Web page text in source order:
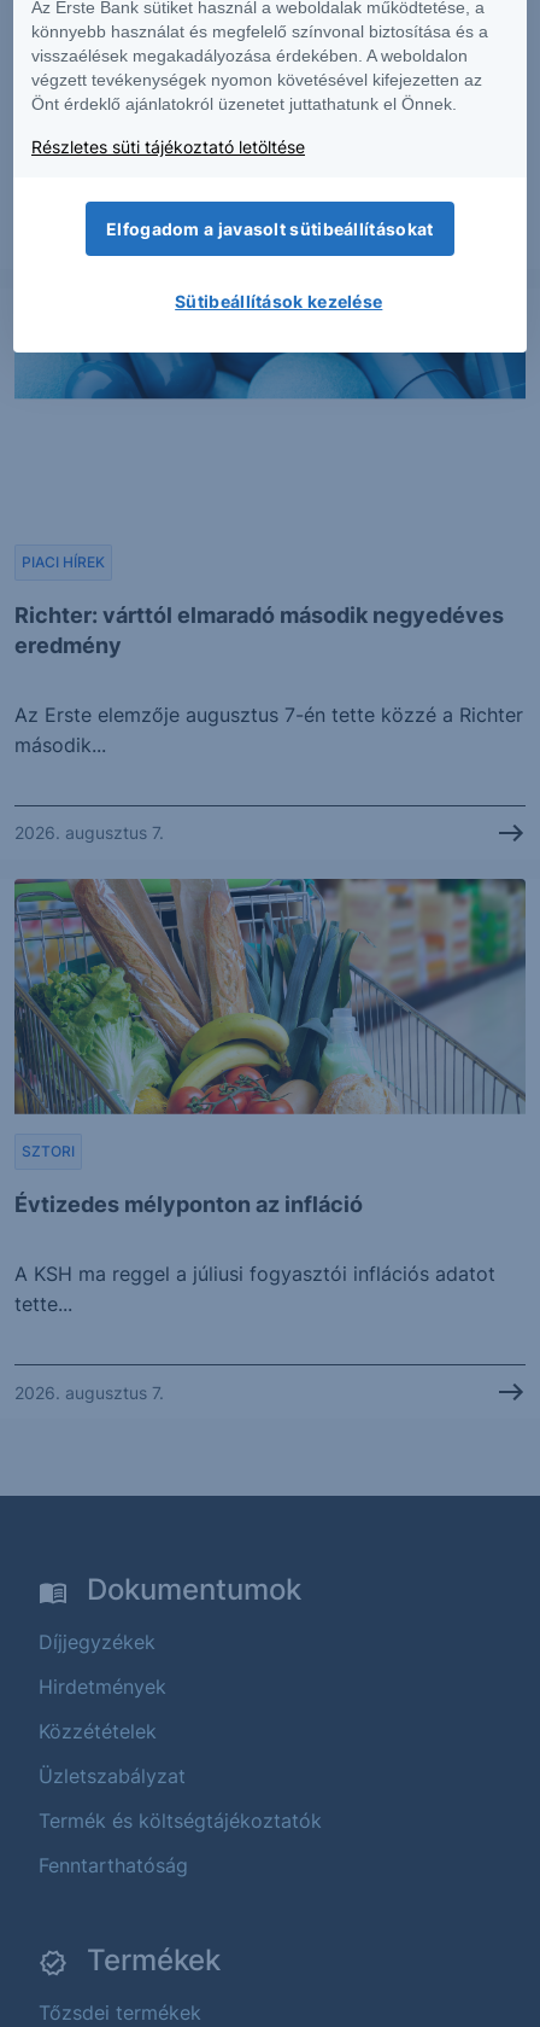
Erős lett a MOL második negyedéve
PIACI HÍREK
2026. augusztus 7.
Richter: várttól elmaradó második negyedéves
eredmény
PIACI HÍREK
Az Erste elemzője augusztus 7-én tette közzé a Richter
második...
2026. augusztus 7.
Évtizedes mélyponton az infláció
SZTORI
A KSH ma reggel a júliusi fogyasztói inflációs adatot
tette...
2026. augusztus 7.
Dokumentumok
Díjjegyzékek
Hirdetmények
Közzétételek
Üzletszabályzat
Termék és költségtájékoztatók
Fenntarthatóság
Termékek
Tőzsdei termékek
Az Erste Bank sütiket használ a weboldalak működtetése, a
könnyebb használat és megfelelő színvonal biztosítása és a
visszaélések megakadályozása érdekében. A weboldalon
végzett tevékenységek nyomon követésével kifejezetten az
Önt érdeklő ajánlatokról üzenetet juttathatunk el Önnek.
Részletes süti tájékoztató letöltése
Elfogadom a javasolt sütibeállításokat
Sütibeállítások kezelése